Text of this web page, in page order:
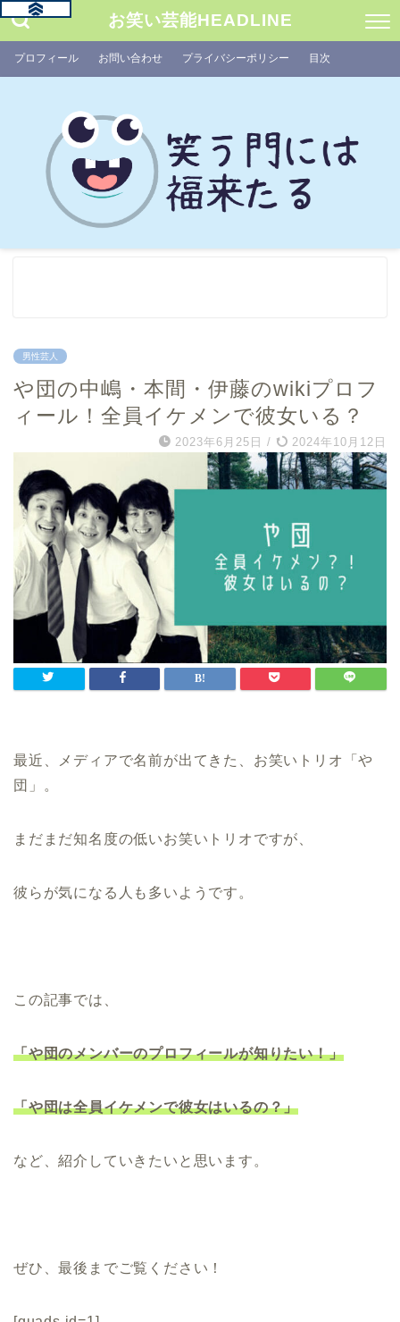
お笑い芸能HEADLINE
プロフィール お問い合わせ プライバシーポリシー 目次
男性芸人
や団の中嶋・本間・伊藤のwikiプロフ
ィール！全員イケメンで彼女いる？
2023年6月25日 / 2024年10月12日
最近、メディアで名前が出てきた、お笑いトリオ「や
団」。
まだまだ知名度の低いお笑いトリオですが、
彼らが気になる人も多いようです。
この記事では、
「や団のメンバーのプロフィールが知りたい！」
「や団は全員イケメンで彼女はいるの？」
など、紹介していきたいと思います。
ぜひ、最後までご覧ください！